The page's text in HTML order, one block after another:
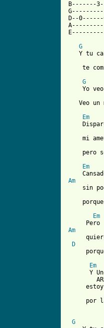
B-------
D--
G
Y tu
te
G
Yo
Veo un
Em
mi
pero
Em
Am
sin
Em
Am
quiero
D
Em
Y
por
G